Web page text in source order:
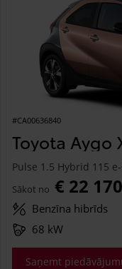
#CA00636840
Toyota Aygo
Pulse 1.5 Hybrid 115
Sākot no € 22 170
Benzīna hibrīds
68 kW
Saņemt